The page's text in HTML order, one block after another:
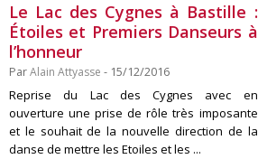
Le Lac des Cygnes à Bastille :
Étoiles et Premiers Danseurs à
l’honneur
ParAlain Attyasse - 15/12/2016
Reprise du Lac des Cygnes avec en
ouverture une prise de rôle très imposante
et le souhait de la nouvelle direction de la
danse de mettre les Etoiles et les ...